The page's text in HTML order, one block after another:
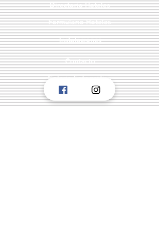
Directorio Hoteles
Formulario Hoteles
Instalaciones
Contacto
Galería Fotográfica
Descargas